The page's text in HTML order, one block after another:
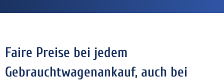
Faire Preise bei jedem
Gebrauchtwagenankauf, auch bei